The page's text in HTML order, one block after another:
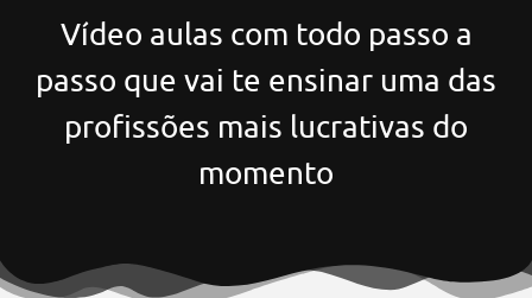
Vídeo aulas com todo passo a
passo que vai te ensinar uma das
profissões mais lucrativas do
momento